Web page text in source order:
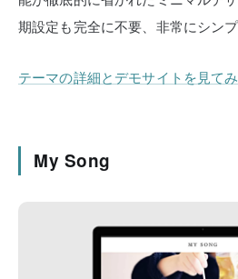
期設定も完全に不要、非常にシンプ
テーマの詳細とデモサイトを見て
My Song